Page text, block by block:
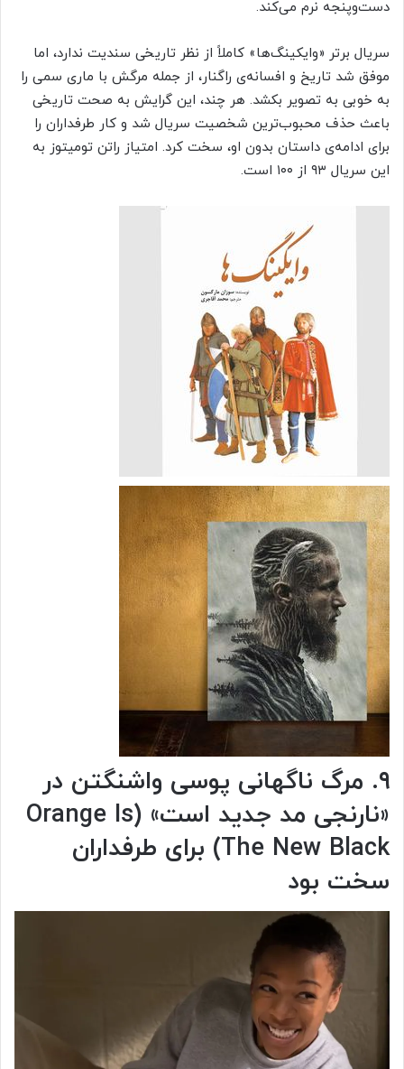
دست‌وپنجه نرم می‌کند.
سریال برتر «وایکینگ‌ها» کاملاً از نظر تاریخی سندیت ندارد، اما
موفق شد تاریخ و افسانه‌ی راگنار، از جمله مرگش با ماری سمی را
به خوبی به تصویر بکشد. هر چند، این گرایش به صحت تاریخی
باعث حذف محبوب‌ترین شخصیت سریال شد و کار طرفداران را
برای ادامه‌ی داستان بدون او، سخت کرد. امتیاز راتن تومیتوز به
این سریال ۹۳ از ۱۰۰ است.
۹. مرگ ناگهانی پوسی واشنگتن در
«نارنجی مد جدید است» (Orange Is
The New Black) برای طرفداران
سخت بود